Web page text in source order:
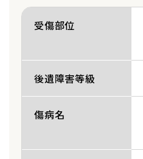
受傷部位
後遺障害等級
傷病名